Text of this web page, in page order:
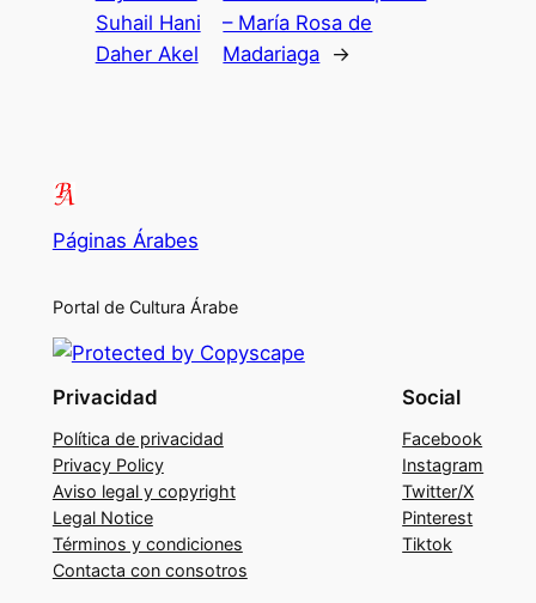
Suhail Hani
Daher Akel
– María Rosa de
Madariaga →
Páginas Árabes
Portal de Cultura Árabe
Privacidad
Política de privacidad
Privacy Policy
Aviso legal y copyright
Legal Notice
Términos y condiciones
Contacta con consotros
Social
Facebook
Instagram
Twitter/X
Pinterest
Tiktok